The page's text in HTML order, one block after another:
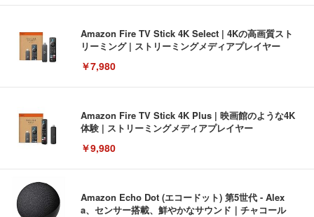
Amazon Fire TV Stick 4K Select | 4Kの高画質スト
リーミング | ストリーミングメディアプレイヤー
￥7,980
Amazon Fire TV Stick 4K Plus | 映画館のような4K
体験 | ストリーミングメディアプレイヤー
￥9,980
Amazon Echo Dot (エコードット) 第5世代 - Alex
a、センサー搭載、鮮やかなサウンド｜チャコール